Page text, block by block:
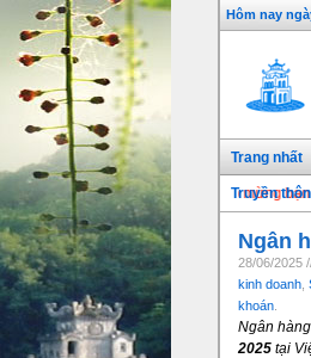
Hôm nay
Chào mừng bạn đến với
Trang nhất
Truyền
Ngân
28/06/2025
kinh doanh
khoán
Ngân
2025 tại